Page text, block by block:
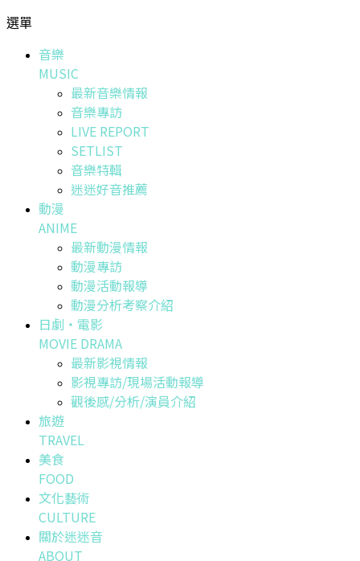
選單
音樂
MUSIC
最新音樂情報
音樂專訪
LIVE REPORT
SETLIST
音樂特輯
迷迷好音推薦
動漫
ANIME
最新動漫情報
動漫專訪
動漫活動報導
動漫分析考察介紹
日劇・電影
MOVIE DRAMA
最新影視情報
影視專訪/現場活動報導
觀後感/分析/演員介紹
旅遊
TRAVEL
美食
FOOD
文化藝術
CULTURE
關於迷迷音
ABOUT